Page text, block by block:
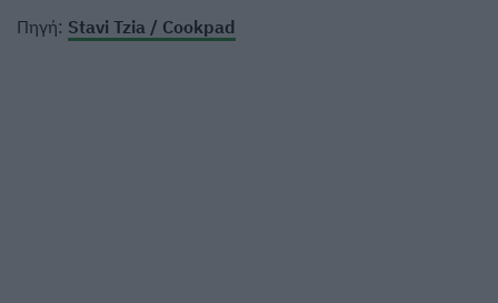
Πηγή: Stavi Tzia / Cookpad